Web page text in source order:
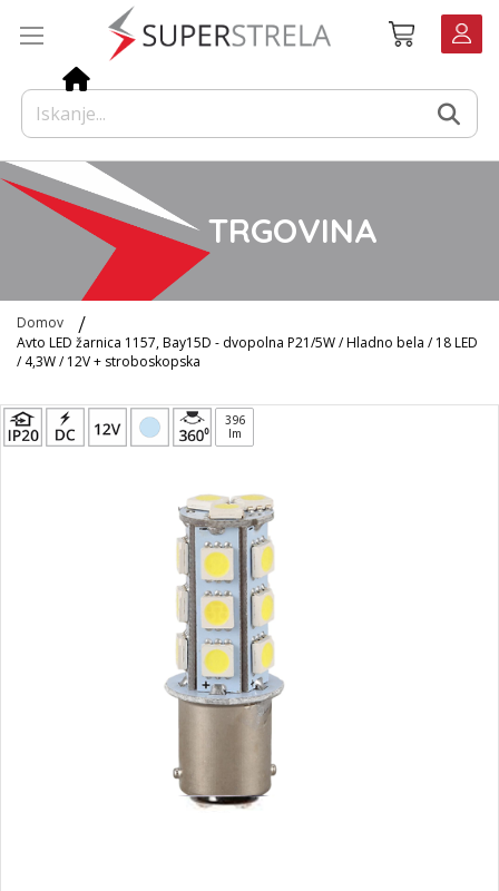
Košarica
TRGOVINA
Domov
Avto LED žarnica 1157, Bay15D - dvopolna P21/5W / Hladno bela / 18 LED
/ 4,3W / 12V + stroboskopska
Preskoči
na
396
lm